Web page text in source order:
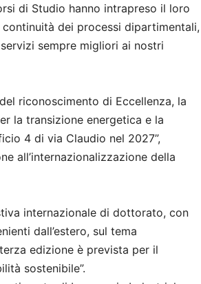
di Studio hanno intrapreso il loro
dei processi dipartimentali,
sempre migliori ai nostri
riconoscimento di Eccellenza, la
la transizione energetica e la
4 di via Claudio nel 2027”,
all’internazionalizzazione della
internazionale di dottorato, con
dall’estero, sul tema
edizione è prevista per il
sostenibile”.